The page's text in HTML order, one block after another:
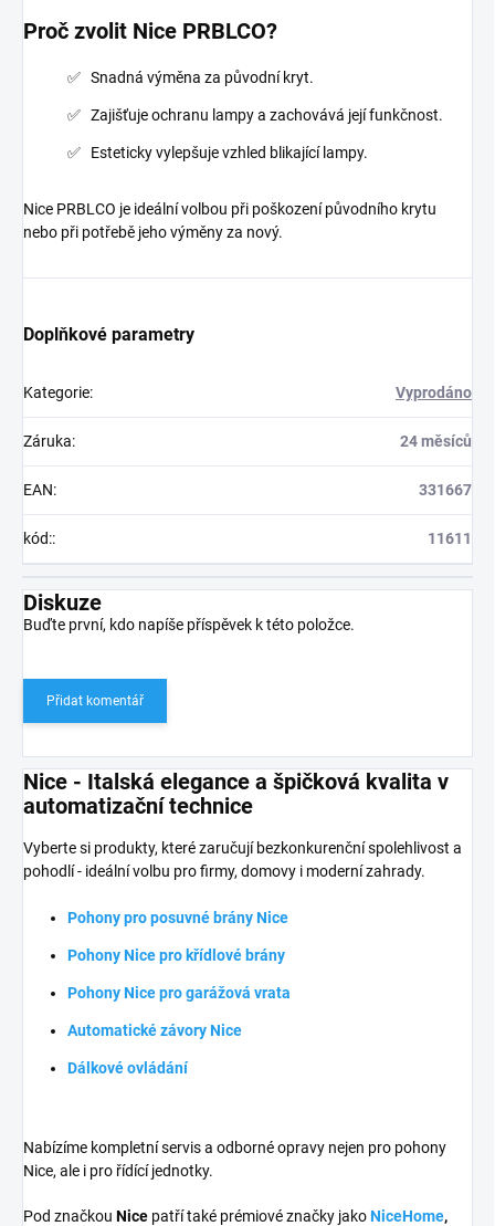
Proč zvolit Nice PRBLCO?
Snadná výměna za původní kryt.
Zajišťuje ochranu lampy a zachovává její funkčnost.
Esteticky vylepšuje vzhled blikající lampy.
Nice PRBLCO je ideální volbou při poškození původního krytu
nebo při potřebě jeho výměny za nový.
Doplňkové parametry
Kategorie: Vyprodáno
Záruka: 24 měsíců
EAN: 331667
kód:: 11611
Diskuze
Buďte první, kdo napíše příspěvek k této položce.
Přidat komentář
Nice - Italská elegance a špičková kvalita v
automatizační technice
Vyberte si produkty, které zaručují bezkonkurenční spolehlivost a
pohodlí - ideální volbu pro firmy, domovy i moderní zahrady.
Pohony pro posuvné brány Nice
Pohony Nice pro křídlové brány
Pohony Nice pro garážová vrata
Automatické závory Nice
Dálkové ovládání
Nabízíme kompletní servis a odborné opravy nejen pro pohony
Nice, ale i pro řídící jednotky.
Pod značkou Nice patří také prémiové značky jakoNiceHome,